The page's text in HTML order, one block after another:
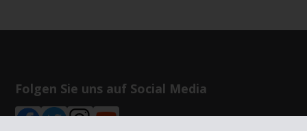
Folgen Sie uns auf Social Media